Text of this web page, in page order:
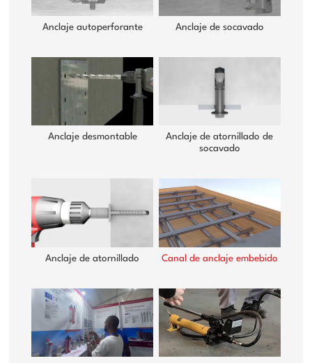
Anclaje autoperforante Anclaje de socavado
Anclaje desmontable
Anclaje de atornillado de
socavado
Anclaje de atornillado Canal de anclaje embebido